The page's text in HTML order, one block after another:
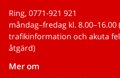
Ring, 0771-921 921
måndag–fredag kl.
trafikinformation och akuta
åtgärd)
Mer om